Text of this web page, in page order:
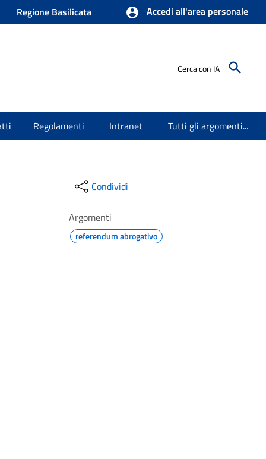
Regione Basilicata Accedi all'area personale
Cerca con IA
Regolamenti Intranet Tutti gli argomenti...
Condividi
Argomenti
referendum abrogativo